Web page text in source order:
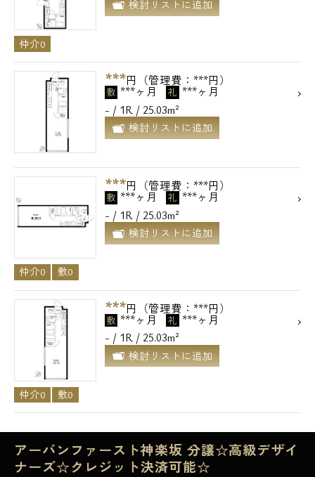
検討リストに追加
仲介0
***円（管理費：***円）
敷 ***ヶ月 礼 ***ヶ月
- / 1R / 25.03m²
検討リストに追加
***円（管理費：***円）
敷 ***ヶ月 礼 ***ヶ月
- / 1R / 25.03m²
検討リストに追加
仲介0 敷0
***円（管理費：***円）
敷 ***ヶ月 礼 ***ヶ月
- / 1R / 25.03m²
検討リストに追加
仲介0 敷0
アーバンファースト神楽坂 分譲☆高級デザイ
ナーズ☆クレジット決済可能☆